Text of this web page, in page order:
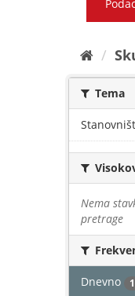
Tema
Nema
pretrage
Dnevno 1